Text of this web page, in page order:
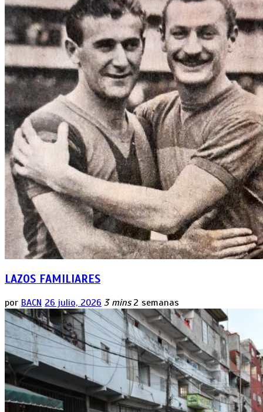
LAZOS FAMILIARES
por BACN 26 julio, 2026 3 mins 2 semanas